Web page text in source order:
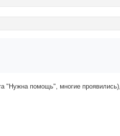
"Нужна помощь", многие